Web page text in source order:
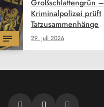
29. Juli 2026
Großschlattengrün –
Kriminalpolizei prüft
Tatzusammenhänge